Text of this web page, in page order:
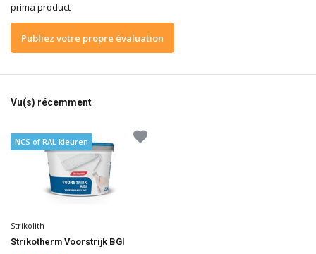
prima product
Publiez votre propre évaluation
Vu(s) récemment
NCS of RAL kleuren
Strikolith
Strikotherm Voorstrijk BGI